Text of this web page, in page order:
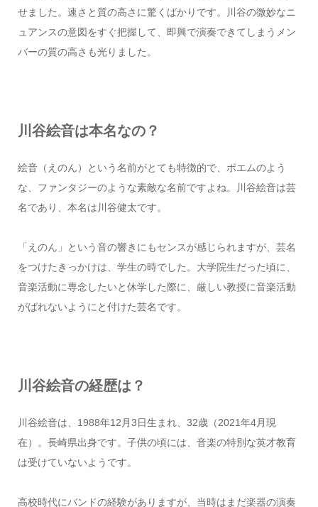
せました。速さと質の高さに驚くばかりです。川谷の微妙なニ
ュアンスの意図をすぐ把握して、即興で演奏できてしまうメン
バーの質の高さも光りました。
川谷絵音は本名なの？
絵音（えのん）という名前がとても特徴的で、ポエムのよう
な、ファンタジーのような素敵な名前ですよね。川谷絵音は芸
名であり、本名は川谷健太です。
「えのん」という音の響きにもセンスが感じられますが、芸名
をつけたきっかけは、学生の時でした。大学院生だった頃に、
音楽活動に専念したいと休学した際に、厳しい教授に音楽活動
がばれないようにと付けた芸名です。
川谷絵音の経歴は？
川谷絵音は、1988年12月3日生まれ、32歳（2021年4月現
在）。長崎県出身です。子供の頃には、音楽の特別な英才教育
は受けていないようです。
高校時代にバンドの経験がありますが、当時はまだ楽器の演奏